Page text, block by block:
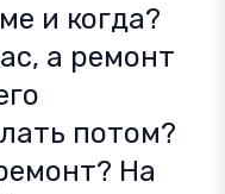
и когда?
а ремонт
потом?
На